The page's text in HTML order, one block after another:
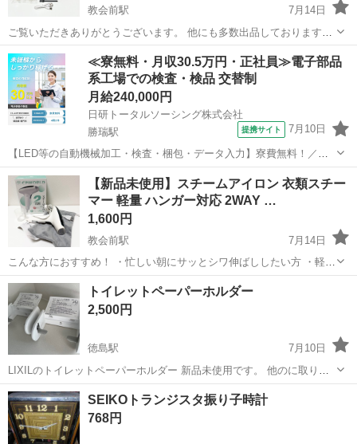
教会前駅
7月14日
ご覧いただきありがとうございます。 他にも多数出品しておりますの
で是非ご覧下さい こちらの商品は ◆新品未使用 ◆現品1点限り の
商品です。 ⭐️お渡し場所▶︎出来れば松茂周辺 ⭐️時間帯▶︎平日17:00以降
土日な...
徳島 板野郡 教会前駅 生活家電 松茂
≪寮無料・月収30.5万円・正社員≫電子部品
系工場での検査・検品 交替制
月給240,000円
日研トータルソーシング株式会社
勝瑞駅
提携サイト 7月10日
【LED等の自動機械加工・検査・梱包・データ入力】寮費無料！／年
間休日は130日以上／未経験OK！ お仕事について スマートフォンやパ
ソコン、車などに使われるLED等の電子部品の製造とそれに付帯する
作業になります。①部品を...
徳島 鳴門市 勝瑞駅 その他
【新品未使用】スチームアイロン 衣類スチー
マー 軽量 ハンガー対応 2WAY …
1,600円
教会前駅
7月14日
こんな方におすすめ！ ・忙しい朝にサッとシワ伸ばししたい方 ・軽く
て使いやすいアイロンを探している方 ・旅行や出張用のコンパクトな
アイロンが欲しい方 ご覧いただきありがとうございます。 他にも多数
出品しておりますので是非ご...
徳島 板野郡 教会前駅 生活家電 軽量
トイレットペーパーホルダー
2,500円
徳島駅
7月10日
LIXILのトイレットペーパーホルダー 新品未使用です。 他のに取り替
えた為出品します。 元から付いてたネジ2本だけあります。
徳島 徳島市 徳島駅 トイレットペーパー
SEIKOトランジスタ振り子時計
768円